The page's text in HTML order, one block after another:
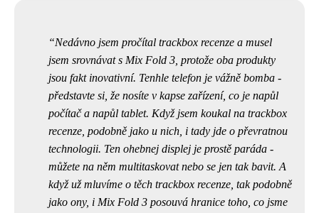
Nedávno jsem pročítal trackbox recenze a musel
jsem srovnávat s Mix Fold 3, protože oba produkty
jsou fakt inovativní. Tenhle telefon je vážně bomba -
představte si, že nosíte v kapse zařízení, co je napůl
počítač a napůl tablet. Když jsem koukal na trackbox
recenze , podobně jako u nich, i tady jde o převratnou
technologii. Ten ohebnej displej je prostě paráda -
můžete na něm multitaskovat nebo se jen tak bavit. A
když už mluvíme o těch trackbox recenze, tak podobně
jako ony, i Mix Fold 3 posouvá hranice toho, co jsme